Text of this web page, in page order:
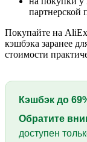
партнерской
Покупайте на
кэшбэка заранее
стоимости
Кэшбэк до
Обратите
доступен